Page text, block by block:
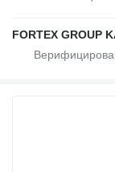
FORTEX GROUP